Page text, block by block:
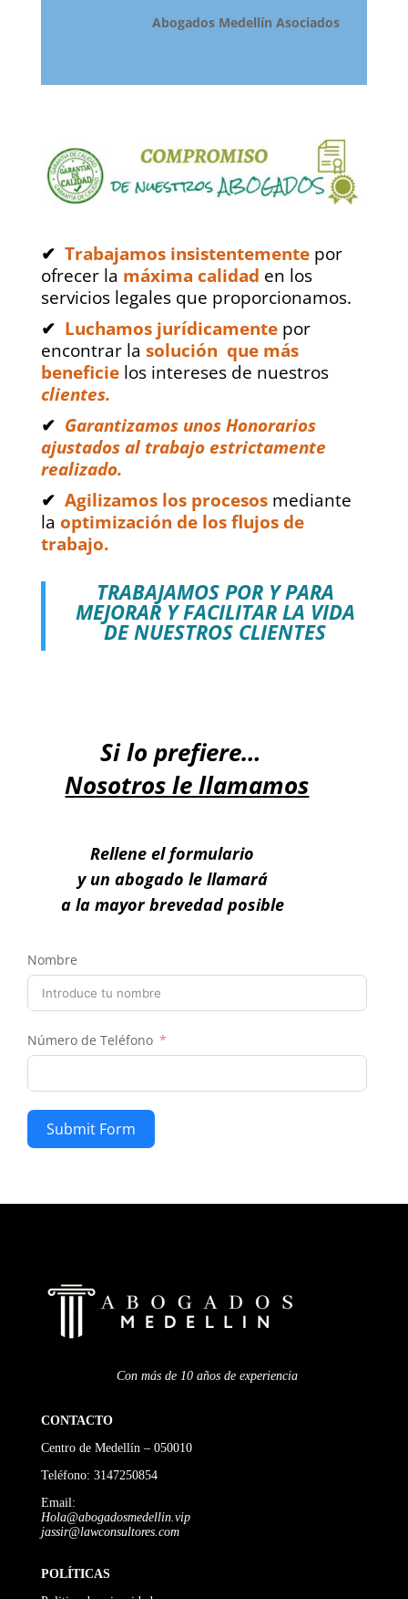
Abogados Medellín Asociados
✔ Trabajamos insistentemente por
ofrecer la máxima calidad en los
servicios legales que proporcionamos.
✔ Luchamos jurídicamente por
encontrar la solución que más
beneficie los intereses de nuestros
clientes.
✔ Garantizamos unos Honorarios
ajustados al trabajo estrictamente
realizado.
✔ Agilizamos los procesos mediante
la optimización de los flujos de
trabajo.
TRABAJAMOS POR Y PARA
MEJORAR Y FACILITAR LA VIDA
DE NUESTROS CLIENTES
Si lo prefiere…
Nosotros le llamamos
Rellene el formulario
y un abogado le llamará
a la mayor brevedad posible
Nombre
Número de Teléfono
Submit Form
Con más de 10 años de experiencia
CONTACTO
Centro de Medellín – 050010
Teléfono: 3147250854
Email:
Hola@abogadosmedellin.vip
jassir@lawconsultores.com
POLÍTICAS